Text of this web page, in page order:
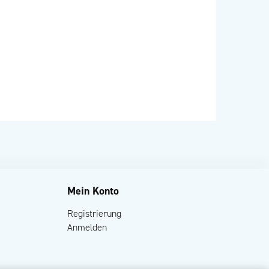
Mein Konto
Registrierung
Anmelden